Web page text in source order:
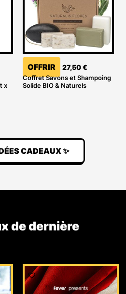
x
OFFRIR 27,50€
Coffret Savons et Shampoing
Solide BIO & Naturels
CADEAUX ✨
de dernière